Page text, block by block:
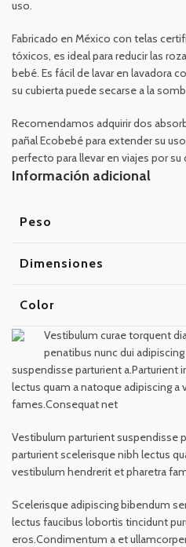
uso.
Fabricado en México con telas
tóxicos, es ideal para reducir las
bebé. Es fácil de lavar en lavadora
su cubierta puede secarse a la
Recomendamos adquirir dos
pañal Ecobebé para extender su
perfecto para llevar en viajes por
Información adicional
Peso
Dimensiones
Color
Vestibulum curae torquent
penatibus nunc dui
suspendisse parturient a.Parturient
lectus quam a natoque adipiscing
fames.Consequat net
Vestibulum parturient suspendisse
parturient scelerisque nibh lectus
vestibulum hendrerit et pharetra
Scelerisque adipiscing bibendum
lectus faucibus lobortis tincidunt
eros.Condimentum a et